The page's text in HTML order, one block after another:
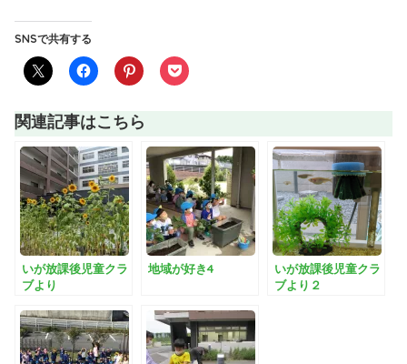
SNSで共有する
関連記事はこちら
いが放課後児童クラ
ブより
地域が好き4
いが放課後児童クラ
ブより２